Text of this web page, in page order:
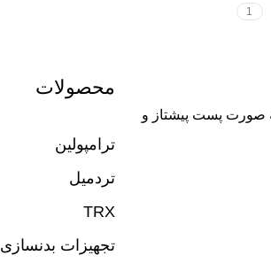
1
صورت پست پیشتاز و
محصولات
ترامپولین
تردمیل
TRX
تجهیزات بدنسازی